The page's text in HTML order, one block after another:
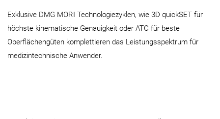
Exklusive DMG MORI Technologiezyklen, wie 3D quickSET für
höchste kinematische Genauigkeit oder ATC für beste
Oberflächengüten komplettieren das Leistungsspektrum für
medizintechnische Anwender.